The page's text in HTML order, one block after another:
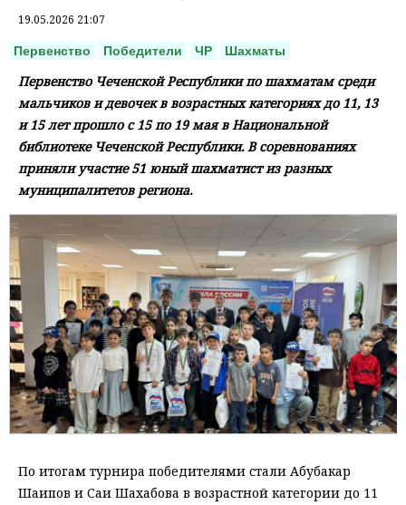
19.05.2026 21:07
Первенство Победители ЧР Шахматы
Первенство Чеченской Республики по шахматам среди
мальчиков и девочек в возрастных категориях до 11, 13
и 15 лет прошло с 15 по 19 мая в Национальной
библиотеке Чеченской Республики. В соревнованиях
приняли участие 51 юный шахматист из разных
муниципалитетов региона.
По итогам турнира победителями стали Абубакар
Шаипов и Саи Шахабова в возрастной категории до 11